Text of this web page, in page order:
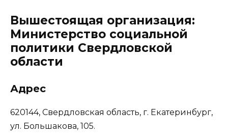
Вышестоящая организация:
Министерство социальной
политики Свердловской
области
Адрес
620144, Свердловская область, г. Екатеринбург,
ул. Большакова, 105.